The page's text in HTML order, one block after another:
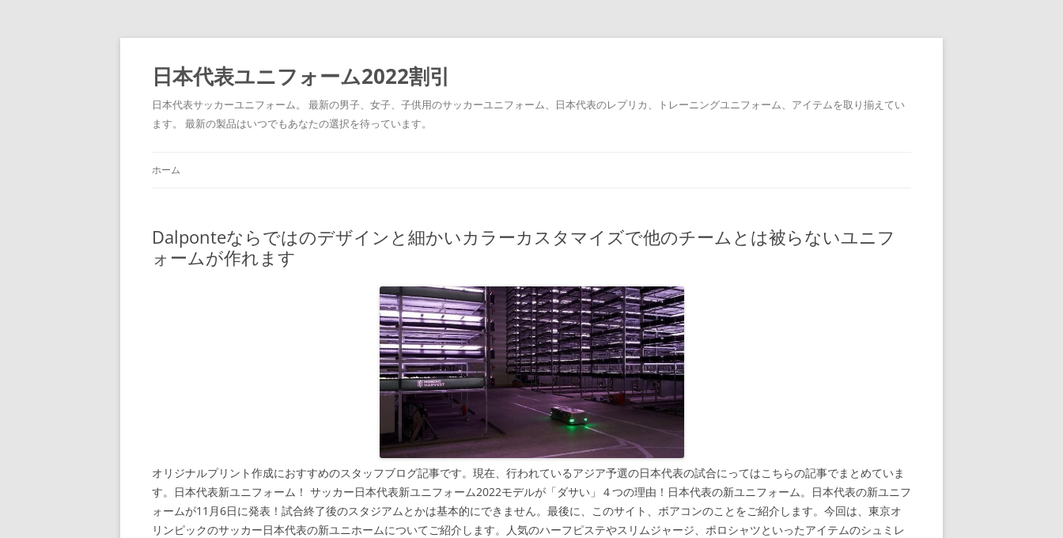
日本代表ユニフォーム2022割引
日本代表サッカーユニフォーム。 最新の男子、女子、子供用のサッカーユニフォーム、日本代表のレプリカ、トレーニングユニフォーム、アイテムを取り揃えてい
ます。 最新の製品はいつでもあなたの選択を待っています。
キ
ッ
ホーム
Dalponteならではのデザインと細かいカラーカスタマイズで他のチームとは被らないユニフ
ォームが作れます
オリジナルプリント作成におすすめのスタッフブログ記事です。現在、行われているアジア予選の日本代表の試合にってはこちらの記事でまとめていま
す。日本代表新ユニフォーム！ サッカー日本代表新ユニフォーム2022モデルが「ダサい」４つの理由！日本代表の新ユニフォーム。日本代表の新ユニフ
ォームが11月6日に発表！試合終了後のスタジアムとかは基本的にできません。最後に、このサイト、ボアコンのことをご紹介します。今回は、東京オ
リンピックのサッカー日本代表の新ユニホームについてご紹介します。人気のハーフピステやスリムジャージ、ポロシャツといったアイテムのシュミレ